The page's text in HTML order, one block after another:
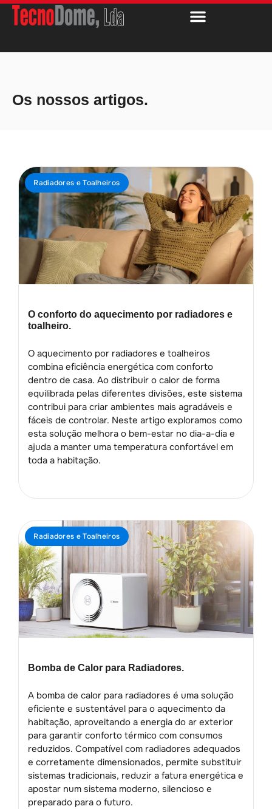
Os nossos artigos.
Radiadores e Toalheiros
O conforto do aquecimento por radiadores e
toalheiro.
O aquecimento por radiadores e toalheiros
combina eficiência energética com conforto
dentro de casa. Ao distribuir o calor de forma
equilibrada pelas diferentes divisões, este sistema
contribui para criar ambientes mais agradáveis e
fáceis de controlar. Neste artigo exploramos como
esta solução melhora o bem-estar no dia-a-dia e
ajuda a manter uma temperatura confortável em
toda a habitação.
Radiadores e Toalheiros
Bomba de Calor para Radiadores.
A bomba de calor para radiadores é uma solução
eficiente e sustentável para o aquecimento da
habitação, aproveitando a energia do ar exterior
para garantir conforto térmico com consumos
reduzidos. Compatível com radiadores adequados
e corretamente dimensionados, permite substituir
sistemas tradicionais, reduzir a fatura energética e
apostar num sistema moderno, silencioso e
preparado para o futuro.